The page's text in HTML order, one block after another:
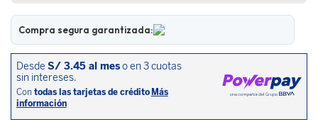
Compra segura garantizada: